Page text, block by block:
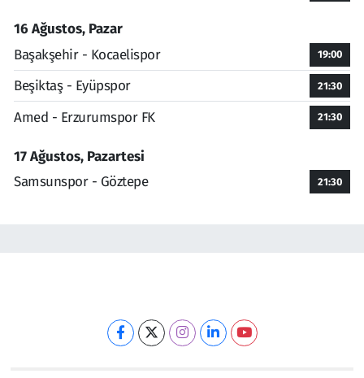
16 Ağustos, Pazar
Başakşehir - Kocaelispor
19:00
Beşiktaş - Eyüpspor 21:30
Amed - Erzurumspor FK 21:30
17 Ağustos, Pazartesi
Samsunspor - Göztepe
21:30